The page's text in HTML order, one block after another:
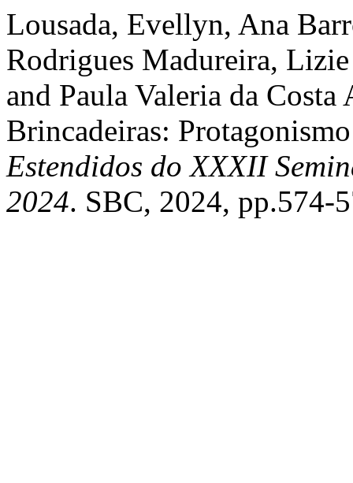
Lousada, Evellyn, Ana
Rodrigues Madureira,
and Paula Valeria da
Brincadeiras:
Estendidos do XXXII
2024. SBC, 2024, pp.574-